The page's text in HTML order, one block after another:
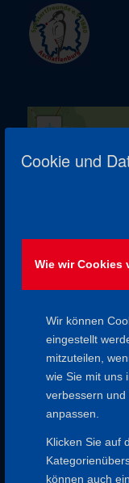
Cookie und
Wie wir Cookies
Wir können
eingestellt
mitzuteilen,
wie Sie mit uns
verbessern
anpassen.
Klicken Sie auf
können auch
+
−
Leider wurden
gefunden.
Impressum